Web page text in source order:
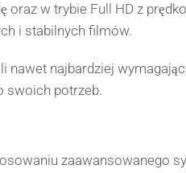
w trybie Full HD z
i stabilnych filmów.
najbardziej
swoich potrzeb.
zaawansowanego